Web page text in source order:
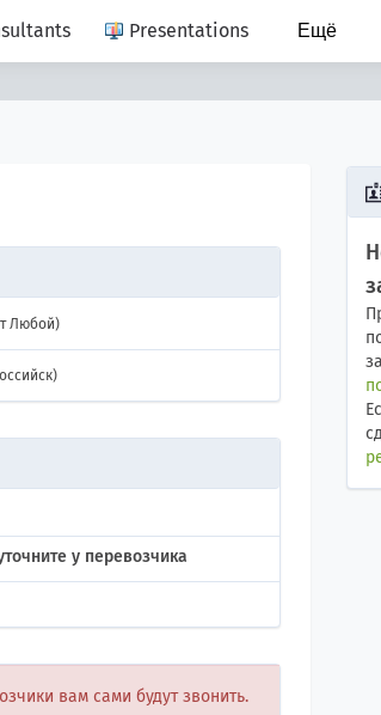
Presentations Ещё
Любой)
у перевозчика
вам сами будут звонить.